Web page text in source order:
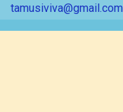
tamusiviva@gmail.com